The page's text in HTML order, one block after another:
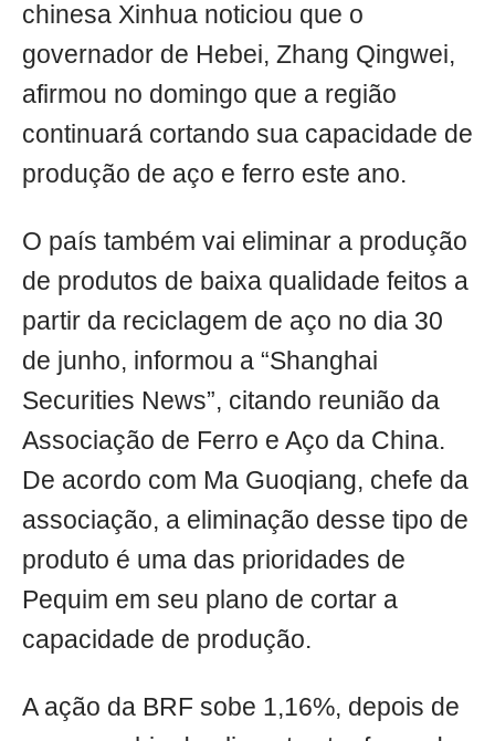
chinesa Xinhua noticiou que o
governador de Hebei, Zhang Qingwei,
afirmou no domingo que a região
continuará cortando sua capacidade de
produção de aço e ferro este ano.
O país também vai eliminar a produção
de produtos de baixa qualidade feitos a
partir da reciclagem de aço no dia 30
de junho, informou a “Shanghai
Securities News”, citando reunião da
Associação de Ferro e Aço da China.
De acordo com Ma Guoqiang, chefe da
associação, a eliminação desse tipo de
produto é uma das prioridades de
Pequim em seu plano de cortar a
capacidade de produção.
A ação da BRF sobe 1,16%, depois de